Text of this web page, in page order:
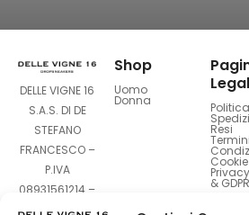
DELLE VIGNE 16
S.A.S. DI DE
STEFANO
FRANCESCO –
P.IVA
08931561214 –
Sede Legale:
Shop
Uomo
Donna
Resi
& GDPR